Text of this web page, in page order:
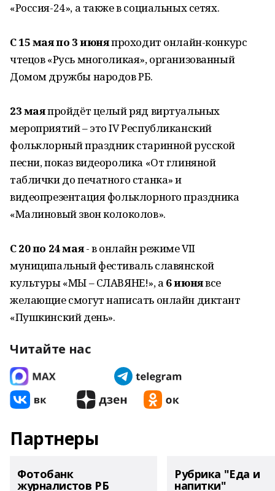
«Россия-24», а также в социальных сетях.
С 15 мая по 3 июняпроходит онлайн-конкурс
чтецов «Русь многоликая», организованный
Домом дружбы народов РБ.
23 маяпройдёт целый ряд виртуальных
мероприятий – это IV Республиканский
фольклорный праздник старинной русской
песни, показ видеоролика «От глиняной
таблички до печатного станка» и
видеопрезентация фольклорного праздника
«Малиновый звон колоколов».
С 20 по 24 мая- в онлайн режиме VII
муниципальный фестиваль славянской
культуры «МЫ – СЛАВЯНЕ!», а 6 июнявсе
желающие смогут написать онлайн диктант
«Пушкинский день».
Читайте нас
Партнеры
Фотобанк
журналистов РБ
Рубрика "Еда и
напитки"